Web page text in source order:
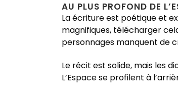
AU PLUS PROFOND DE
La écriture est poétique et
magnifiques, télécharger
personnages manquent de
Le récit est solide, mais les
L’Espace se profilent à